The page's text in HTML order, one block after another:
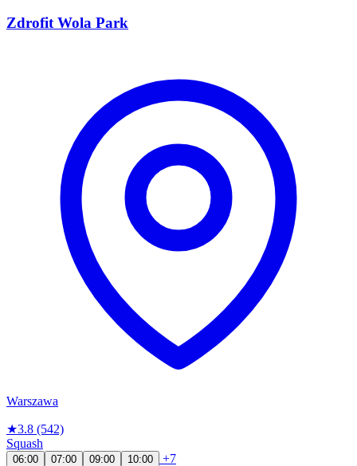
Zdrofit Wola Park
Warszawa
★3.8 (542)
Squash
06:00 07:00 09:00 10:00
+7